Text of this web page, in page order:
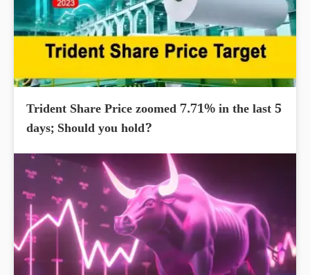
Trident Share Price zoomed 7.71% in the last 5
days; Should you hold?